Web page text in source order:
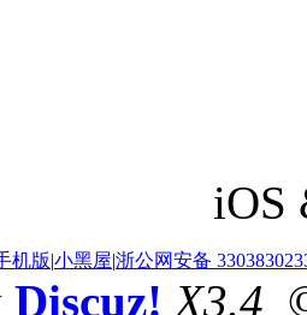
iOS
机版|小黑屋|浙公网安备
Discuz! X3.4